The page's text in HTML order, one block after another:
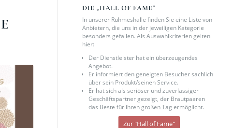
DIE „HALL OF FAME“
In unserer Ruhmeshalle finden Sie eine Liste von
Anbietern, die uns in der jeweiligen Kategorie
besonders gefallen. Als Auswahlkriterien gelten
hier:
Der Dienstleister hat ein überzeugendes
Angebot.
Er informiert den geneigten Besucher sachlich
über sein Produkt/seinen Service.
Er hat sich als seriöser und zuverlässiger
Geschäftspartner gezeigt, der Brautpaaren
das Beste für ihren großen Tag ermöglicht.
Zur "Hall of Fame"